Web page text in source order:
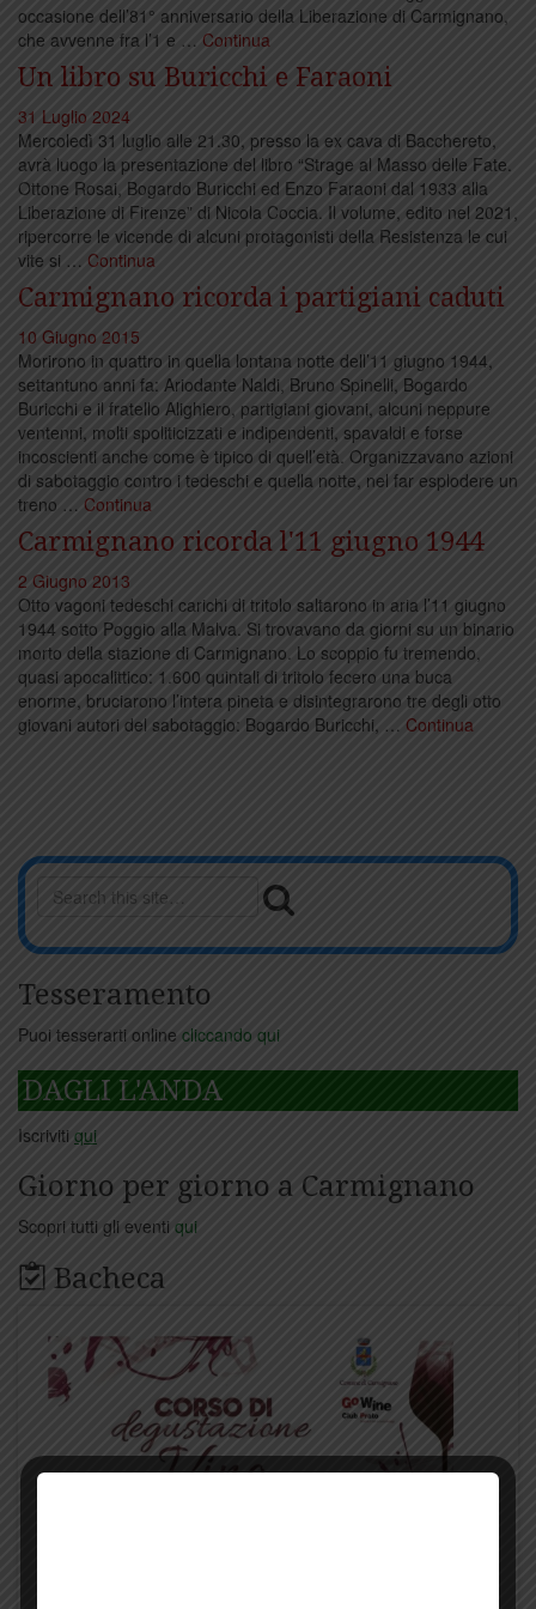
occasione dell’81° anniversario della Liberazione di Carmignano,
che avvenne fra l’1 e … Continua
Un libro su Buricchi e Faraoni
31 Luglio 2024
Mercoledì 31 luglio alle 21.30, presso la ex cava di Bacchereto,
avrà luogo la presentazione del libro “Strage al Masso delle Fate.
Ottone Rosai, Bogardo Buricchi ed Enzo Faraoni dal 1933 alla
Liberazione di Firenze” di Nicola Coccia. Il volume, edito nel 2021,
ripercorre le vicende di alcuni protagonisti della Resistenza le cui
vite si … Continua
Carmignano ricorda i partigiani caduti
10 Giugno 2015
Morirono in quattro in quella lontana notte dell’11 giugno 1944,
settantuno anni fa: Ariodante Naldi, Bruno Spinelli, Bogardo
Buricchi e il fratello Alighiero, partigiani giovani, alcuni neppure
ventenni, molti spoliticizzati e indipendenti, spavaldi e forse
incoscienti anche come è tipico di quell’età. Organizzavano azioni
di sabotaggio contro i tedeschi e quella notte, nel far esplodere un
treno … Continua
Carmignano ricorda l'11 giugno 1944
2 Giugno 2013
Otto vagoni tedeschi carichi di tritolo saltarono in aria l’11 giugno
1944 sotto Poggio alla Malva. Si trovavano da giorni su un binario
morto della stazione di Carmignano. Lo scoppio fu tremendo,
quasi apocalittico: 1.600 quintali di tritolo fecero una buca
enorme, bruciarono l’intera pineta e disintegrarono tre degli otto
giovani autori del sabotaggio: Bogardo Buricchi, … Continua
Tesseramento
Puoi tesserarti online cliccando qui
DAGLI L'ANDA
Iscriviti qui
Giorno per giorno a Carmignano
Scopri tutti gli eventi qui
Bacheca